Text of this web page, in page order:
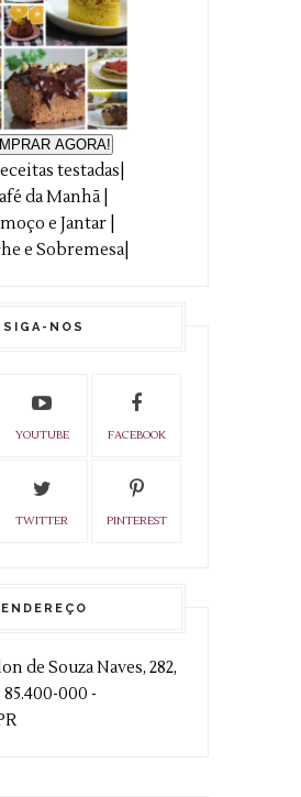
AGORA!
testadas|
da Manhã |
e Jantar |
e Sobremesa|
SIGA-NOS
YOUTUBE FACEBOOK
TWITTER PINTEREST
ENDEREÇO
de Souza Naves, 282,
000 -